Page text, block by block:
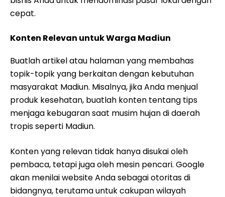
cepat.
Konten Relevan untuk Warga Madiun
Buatlah artikel atau halaman yang membahas
topik-topik yang berkaitan dengan kebutuhan
masyarakat Madiun. Misalnya, jika Anda menjual
produk kesehatan, buatlah konten tentang tips
menjaga kebugaran saat musim hujan di daerah
tropis seperti Madiun.
Konten yang relevan tidak hanya disukai oleh
pembaca, tetapi juga oleh mesin pencari. Google
akan menilai website Anda sebagai otoritas di
bidangnya, terutama untuk cakupan wilayah